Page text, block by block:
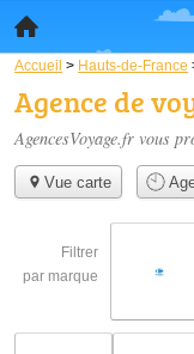
Accueil > Hauts-de-France
Agence de
AgencesVoyage.fr vous
Vue carte
Filtrer
par marque